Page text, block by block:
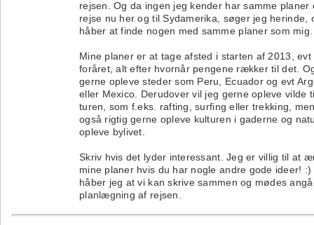
rejsen. Og da ingen jeg kender har samme planer
rejse nu her og til Sydamerika, søger jeg herinde,
håber at finde nogen med samme planer som
Mine planer er at tage afsted i starten af 2013, evt
foråret, alt efter hvornår pengene rækker til det.
gerne opleve steder som Peru, Ecuador og evt
eller Mexico. Derudover vil jeg gerne opleve vilde
turen, som f.eks. rafting, surfing eller trekking,
også rigtig gerne opleve kulturen i gaderne og
opleve bylivet.
Skriv hvis det lyder interessant. Jeg er villig til at
mine planer hvis du har nogle andre gode ideer! :)
håber jeg at vi kan skrive sammen og mødes
planlægning af rejsen.